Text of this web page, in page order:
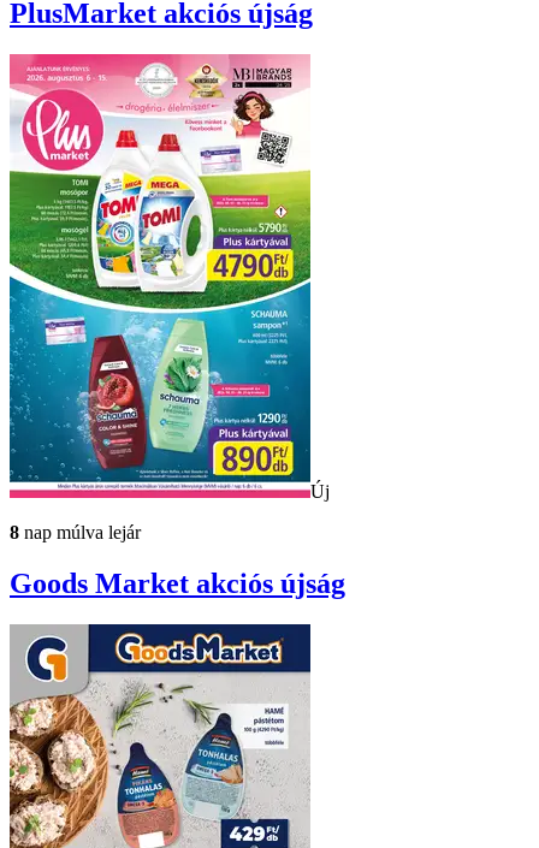
PlusMarket akciós újság
Új
8 nap múlva lejár
Goods Market akciós újság